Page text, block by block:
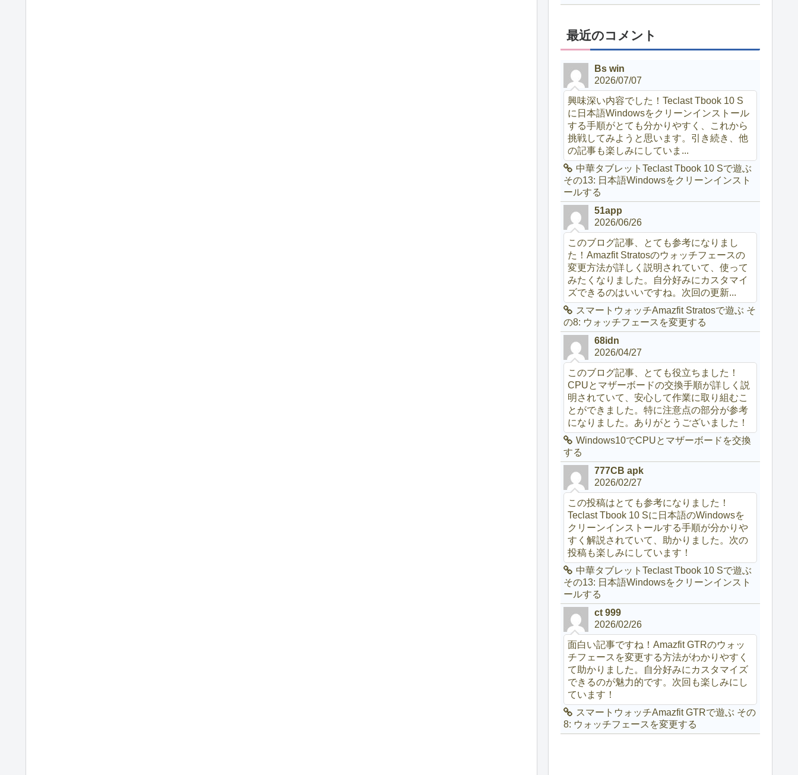
最近のコメント
Bs win
2026/07/07
興味深い内容でした！Teclast Tbook 10 S
に日本語Windowsをクリーンインストール
する手順がとても分かりやすく、これから
挑戦してみようと思います。引き続き、他
の記事も楽しみにしていま...
中華タブレットTeclast Tbook 10 Sで遊ぶ
その13: 日本語Windowsをクリーンインスト
ールする
51app
2026/06/26
このブログ記事、とても参考になりまし
た！Amazfit Stratosのウォッチフェースの
変更方法が詳しく説明されていて、使って
みたくなりました。自分好みにカスタマイ
ズできるのはいいですね。次回の更新...
スマートウォッチAmazfit Stratosで遊ぶ そ
の8: ウォッチフェースを変更する
68idn
2026/04/27
このブログ記事、とても役立ちました！
CPUとマザーボードの交換手順が詳しく説
明されていて、安心して作業に取り組むこ
とができました。特に注意点の部分が参考
になりました。ありがとうございました！
Windows10でCPUとマザーボードを交換
する
777CB apk
2026/02/27
この投稿はとても参考になりました！
Teclast Tbook 10 Sに日本語のWindowsを
クリーンインストールする手順が分かりや
すく解説されていて、助かりました。次の
投稿も楽しみにしています！
中華タブレットTeclast Tbook 10 Sで遊ぶ
その13: 日本語Windowsをクリーンインスト
ールする
ct 999
2026/02/26
面白い記事ですね！Amazfit GTRのウォッ
チフェースを変更する方法がわかりやすく
て助かりました。自分好みにカスタマイズ
できるのが魅力的です。次回も楽しみにし
ています！
スマートウォッチAmazfit GTRで遊ぶ その
8: ウォッチフェースを変更する